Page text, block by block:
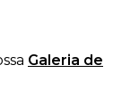
Galeria de